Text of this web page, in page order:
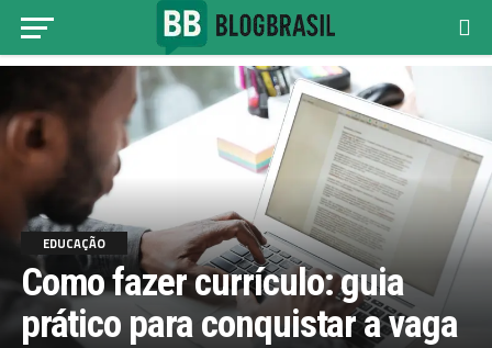
EDUCAÇÃO
Como fazer currículo: guia
prático para conquistar a vaga